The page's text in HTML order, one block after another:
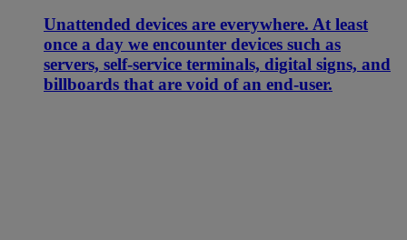
Unattended devices are everywhere. At least
once a day we encounter devices such as
servers, self-service terminals, digital signs, and
billboards that are void of an end-user.